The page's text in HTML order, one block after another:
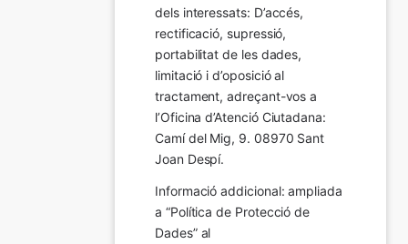
dels interessats: D’accés,
rectificació, supressió,
portabilitat de les dades,
limitació i d’oposició al
tractament, adreçant-vos a
l’Oficina d’Atenció Ciutadana:
Camí del Mig, 9. 08970 Sant
Joan Despí.
Informació addicional: ampliada
a “Política de Protecció de
Dades” al